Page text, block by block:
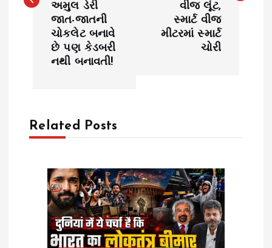
t
અમુલ ડેરી
જાત-જાતની
ચોકલેટ બનાવે
છે પણ કેડબરી
નથી બનાવતી!
વીજ લૂંટ,
સ્માર્ટ વીજ
મીટરમાં સ્માર્ટ
ચોરી
Related Posts